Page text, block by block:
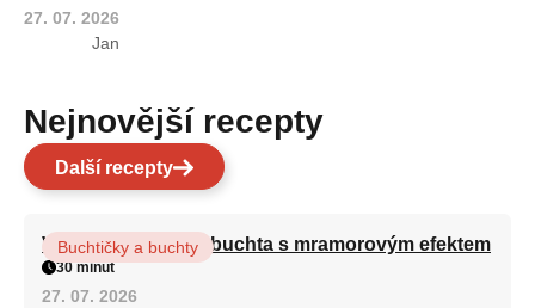
27. 07. 2026
Jan
Nejnovější recepty
Další recepty
Vláčná olejová litá buchta s mramorovým efektem
Buchtičky a buchty
30 minut
27. 07. 2026